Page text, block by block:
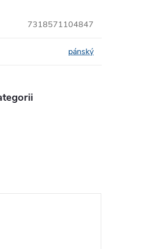
7318571104847
pánský